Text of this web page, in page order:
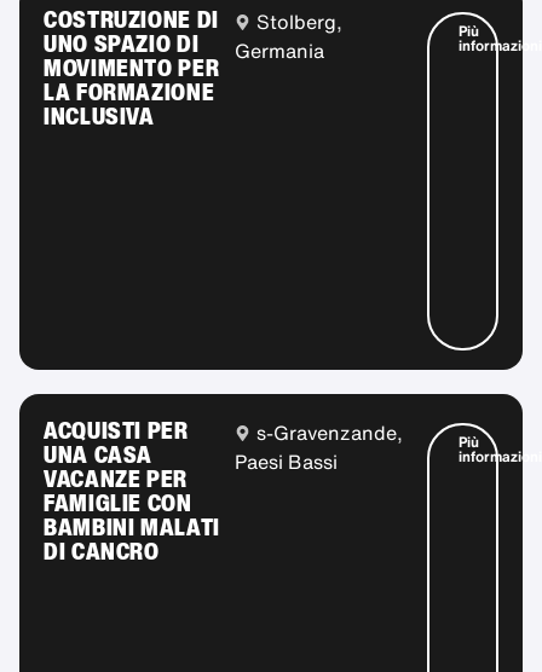
COSTRUZIONE DI
UNO SPAZIO DI
MOVIMENTO PER
LA FORMAZIONE
INCLUSIVA
Stolberg,
Germania
Più
informazioni
ACQUISTI PER
UNA CASA
VACANZE PER
FAMIGLIE CON
BAMBINI MALATI
DI CANCRO
s-Gravenzande,
Paesi Bassi
Più
informazioni